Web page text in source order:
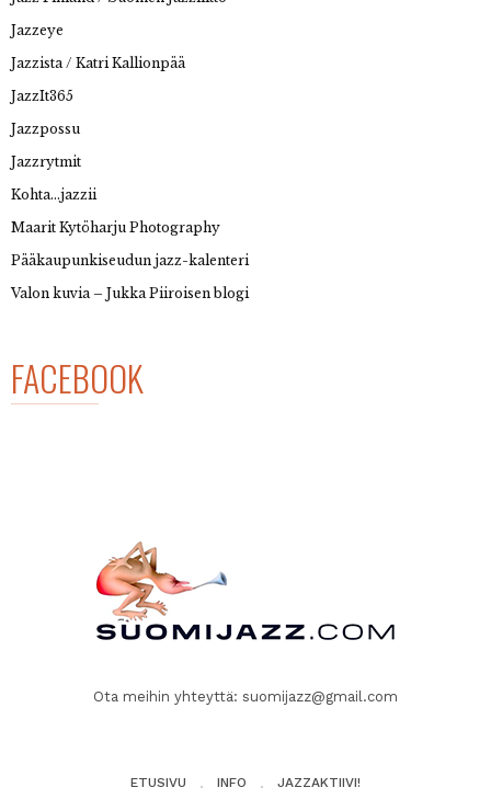
Jazzeye
Jazzista / Katri Kallionpää
JazzIt365
Jazzpossu
Jazzrytmit
Kohta…jazzii
Maarit Kytöharju Photography
Pääkaupunkiseudun jazz-kalenteri
Valon kuvia – Jukka Piiroisen blogi
FACEBOOK
Ota meihin yhteyttä: suomijazz@gmail.com
ETUSIVU INFO JAZZAKTIIVI!